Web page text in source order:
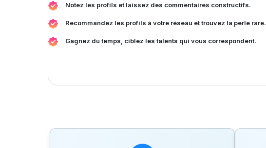
Notez les profils et laissez des commentaires constructifs.
Recommandez les profils à votre réseau et trouvez la perle rare.
Gagnez du temps, ciblez les talents qui vous correspondent.